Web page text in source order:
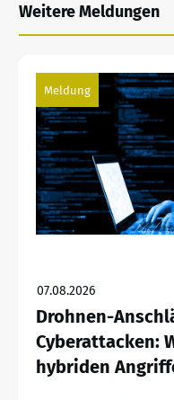
Weitere Meldungen
Meldung
07.08.2026
Drohnen-
Cyberattacken:
hybriden